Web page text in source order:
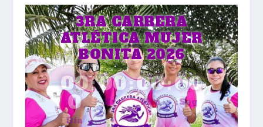
3RA CARRERA
ATLÉTICA MUJER
BONITA 2026
00
0
Día
:00
Hrs
:00
Min
:00
Seg